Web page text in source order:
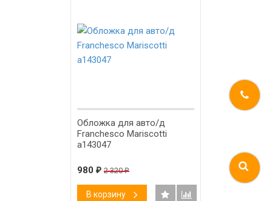
Обложка для авто/д
Franchesco Mariscotti
а143047
980 ₽ 2 320₽
В корзину